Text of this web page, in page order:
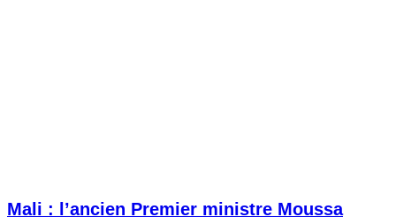
Mali : l’ancien Premier ministre Moussa